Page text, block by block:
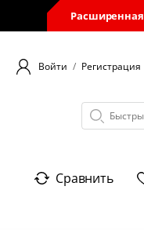
Войти / Регистрация
Сравнить